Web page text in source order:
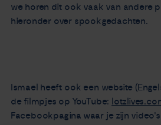
we horen dit ook vaak van andere
hieronder over spookgedachten.
Ismael heeft ook een website
de filmpjes op YouTube:
Facebookpagina waar je zijn